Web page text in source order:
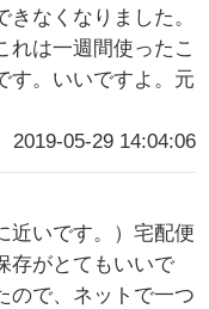
なくなりました。
れは一週間使ったこ
す。いいですよ。元
2019-05-29 14:04:06
近いです。）宅配便
存がとてもいいで
ので、ネットで一つ